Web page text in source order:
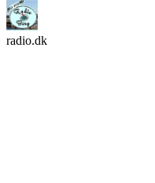
radio.dk